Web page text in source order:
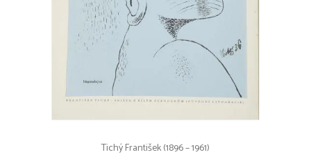
Tichý František (1896 – 1961)